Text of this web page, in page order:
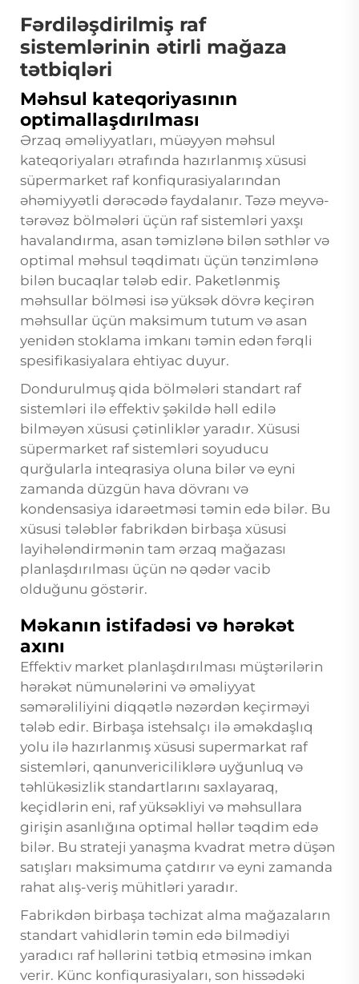
Fərdiləşdirilmiş raf
sistemlərinin ətirli mağaza
tətbiqləri
Məhsul kateqoriyasının
optimallaşdırılması
Ərzaq əməliyyatları, müəyyən məhsul
kateqoriyaları ətrafında hazırlanmış xüsusi
süpermarket raf konfiqurasiyalarından
əhəmiyyətli dərəcədə faydalanır. Təzə meyvə-
tərəvəz bölmələri üçün raf sistemləri yaxşı
havalandırma, asan təmizlənə bilən səthlər və
optimal məhsul təqdimatı üçün tənzimlənə
bilən bucaqlar tələb edir. Paketlənmiş
məhsullar bölməsi isə yüksək dövrə keçirən
məhsullar üçün maksimum tutum və asan
yenidən stoklama imkanı təmin edən fərqli
spesifikasiyalara ehtiyac duyur.
Dondurulmuş qida bölmələri standart raf
sistemləri ilə effektiv şəkildə həll edilə
bilməyən xüsusi çətinliklər yaradır. Xüsusi
süpermarket raf sistemləri soyuducu
qurğularla inteqrasiya oluna bilər və eyni
zamanda düzgün hava dövranı və
kondensasiya idarəetməsi təmin edə bilər. Bu
xüsusi tələblər fabrikdən birbaşa xüsusi
layihələndirmənin tam ərzaq mağazası
planlaşdırılması üçün nə qədər vacib
olduğunu göstərir.
Məkanın istifadəsi və hərəkət
axını
Effektiv market planlaşdırılması müştərilərin
hərəkət nümunələrini və əməliyyat
səmərəliliyini diqqətlə nəzərdən keçirməyi
tələb edir. Birbaşa istehsalçı ilə əməkdaşlıq
yolu ilə hazırlanmış xüsusi supermarkat raf
sistemləri, qanunvericiliklərə uyğunluq və
təhlükəsizlik standartlarını saxlayaraq,
keçidlərin eni, raf yüksəkliyi və məhsullara
girişin asanlığına optimal həllər təqdim edə
bilər. Bu strateji yanaşma kvadrat metrə düşən
satışları maksimuma çatdırır və eyni zamanda
rahat alış-veriş mühitləri yaradır.
Fabrikdən birbaşa təchizat alma mağazaların
standart vahidlərin təmin edə bilmədiyi
yaradıcı raf həllərini tətbiq etməsinə imkan
verir. Künc konfiqurasiyaları, son hissədəki